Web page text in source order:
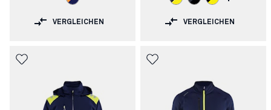
VERGLEICHEN VERGLEICHEN